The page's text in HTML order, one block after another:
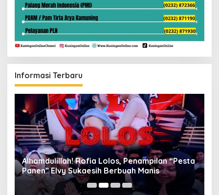
Informasi Terbaru
Alhamdulillah! Rofia Lolos, Penampilan “Pesta
Panen” Elvy Sukaesih Berbuah Manis